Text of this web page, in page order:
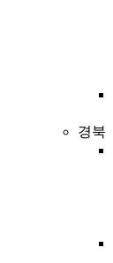
경북